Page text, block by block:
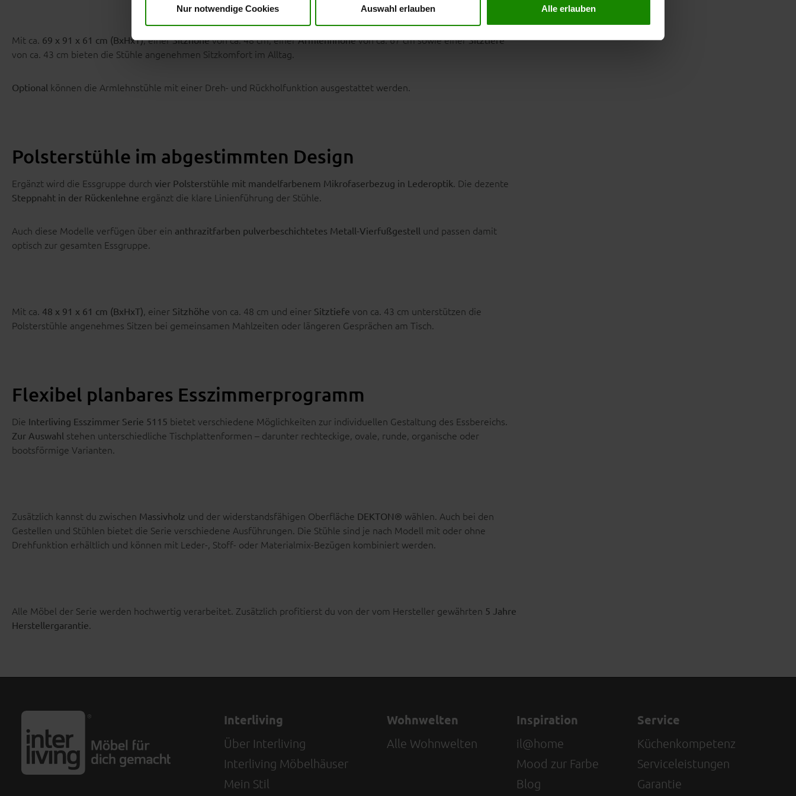
Nur notwendige Cookies Auswahl erlauben Alle erlauben
Mit ca. 69 x 91 x 61 cm (BxHxT), einerSitzhöhevon ca. 48 cm, einerArmlehnhöhevon ca. 67 cm sowie einerSitztiefe
von ca. 43 cm bieten die Stühle angenehmen Sitzkomfort im Alltag.
Optional können die Armlehnstühle mit einer Dreh- und Rückholfunktion ausgestattet werden.
Polsterstühle im abgestimmten Design
Ergänzt wird die Essgruppe durch vier Polsterstühle mit mandelfarbenem Mikrofaserbezug in Lederoptik. Die dezente
Steppnaht in der Rückenlehne ergänzt die klare Linienführung der Stühle.
Auch diese Modelle verfügen über ein anthrazitfarben pulverbeschichtetes Metall-Vierfußgestell und passen damit
optisch zur gesamten Essgruppe.
Mit ca. 48 x 91 x 61 cm (BxHxT), einer Sitzhöhe von ca. 48 cm und einer Sitztiefe von ca. 43 cm unterstützen die
Polsterstühle angenehmes Sitzen bei gemeinsamen Mahlzeiten oder längeren Gesprächen am Tisch.
Flexibel planbares Esszimmerprogramm
Die Interliving Esszimmer Serie 5115 bietet verschiedene Möglichkeiten zur individuellen Gestaltung des Essbereichs.
Zur Auswahl stehen unterschiedliche Tischplattenformen – darunter rechteckige, ovale, runde, organische oder
bootsförmige Varianten.
Zusätzlich kannst du zwischen Massivholz und der widerstandsfähigen Oberfläche DEKTON® wählen. Auch bei den
Gestellen und Stühlen bietet die Serie verschiedene Ausführungen. Die Stühle sind je nach Modell mit oder ohne
Drehfunktion erhältlich und können mit Leder-, Stoff- oder Materialmix-Bezügen kombiniert werden.
Alle Möbel der Serie werden hochwertig verarbeitet. Zusätzlich profitierst du von der vom Hersteller gewährten 5 Jahre
Herstellergarantie.
Interliving
Über Interliving
Interliving Möbelhäuser
Mein Stil
Wohnwelten
Alle Wohnwelten
Inspiration
il@home
Mood zur Farbe
Blog
Service
Küchenkompetenz
Serviceleistungen
Garantie